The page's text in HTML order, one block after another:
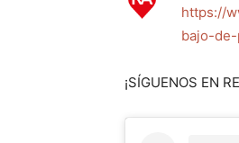
https://
bajo-
¡SÍGUENOS EN